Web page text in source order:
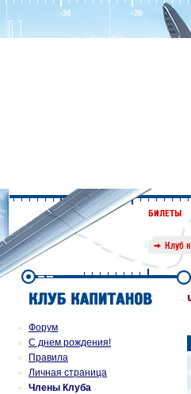
Форум
С днем рождения!
Правила
Личная страница
Члены Клуба